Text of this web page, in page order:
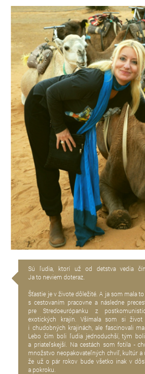
Sú ľudia, ktorí už od detstva vedia
Ja to neviem doteraz.
Šťastie je v živote dôležité. A ja som mala
s cestovaním pracovne a následne
pre Stredoeurópanku z
exotických krajín. Všímala som si
i chudobných krajinách, ale fascinovali
Lebo čím boli ľudia jednoduchší, tým
a priateľskejší. Na cestách som fotila -
množstvo neopakovateľných chvíľ, kultúr a
že už o pár rokov bude všetko inak v
a pokroku.